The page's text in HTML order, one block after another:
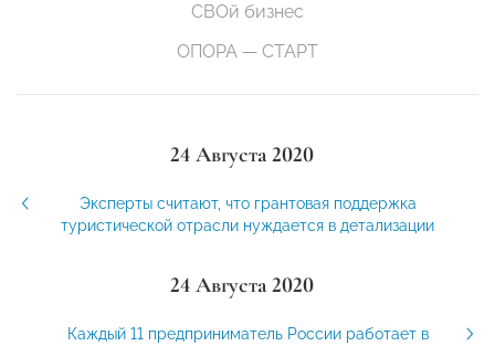
СВОй бизнес
ОПОРА — СТАРТ
24 Августа 2020
Эксперты считают, что грантовая поддержка
туристической отрасли нуждается в детализации
24 Августа 2020
Каждый 11 предприниматель России работает в